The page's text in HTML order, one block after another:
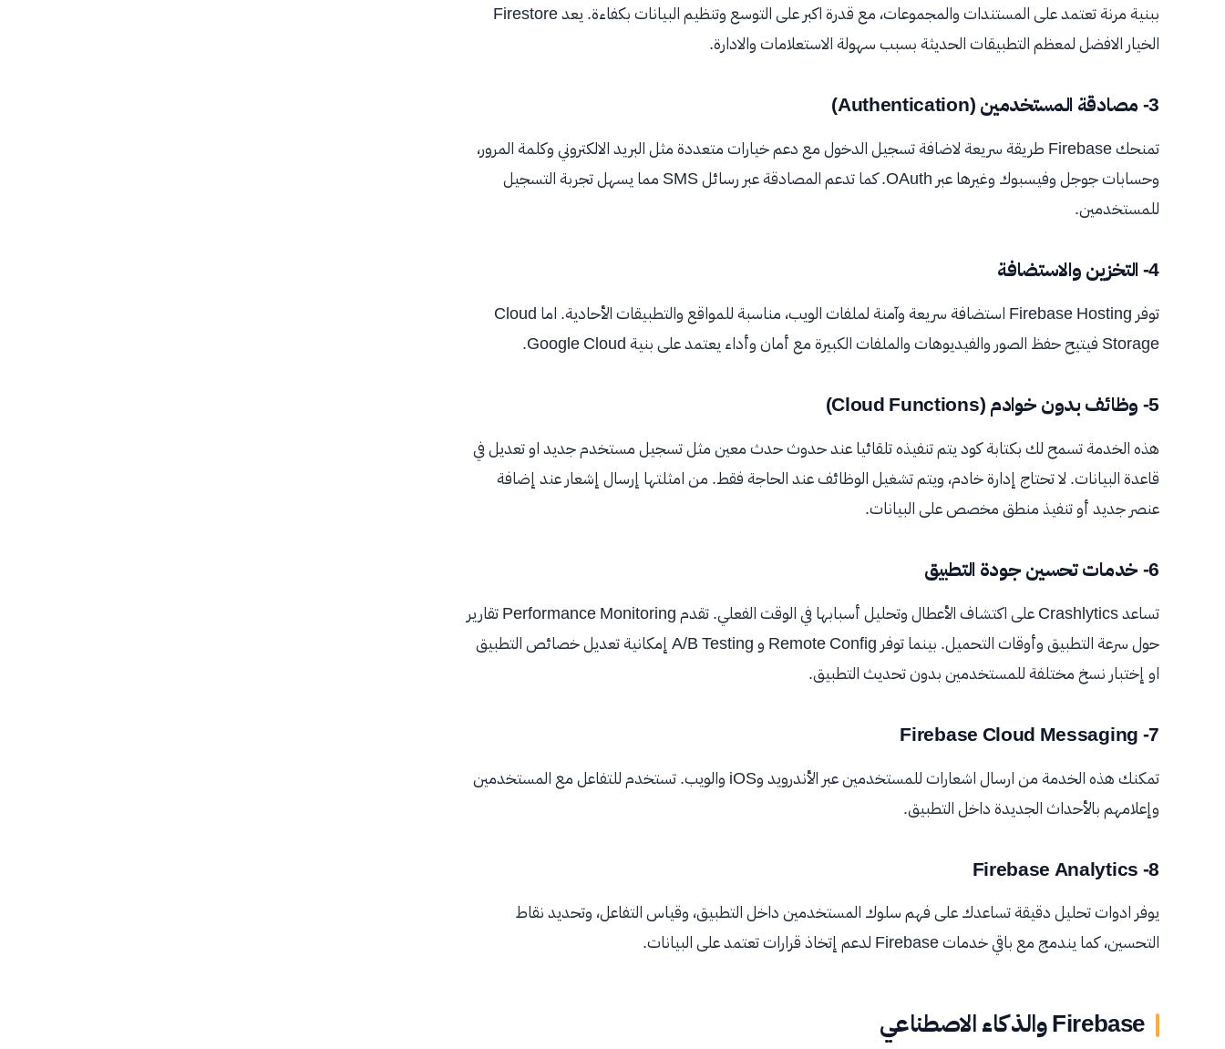
ببنية مرنة تعتمد على المستندات والمجموعات، مع قدرة اكبر على التوسع وتنظيم البيانات بكفاءة. يعد Firestore
الخيار الافضل لمعظم التطبيقات الحديثة بسبب سهولة الاستعلامات والادارة.
3- مصادقة المستخدمين (Authentication)
تمنحك Firebase طريقة سريعة لاضافة تسجيل الدخول مع دعم خيارات متعددة مثل البريد الالكتروني وكلمة المرور،
وحسابات جوجل وفيسبوك وغيرها عبر OAuth. كما تدعم المصادقة عبر رسائل SMS مما يسهل تجربة التسجيل
للمستخدمين.
4- التخزين والاستضافة
توفر Firebase Hosting استضافة سريعة وآمنة لملفات الويب، مناسبة للمواقع والتطبيقات الأحادية. اما Cloud
Storage فيتيح حفظ الصور والفيديوهات والملفات الكبيرة مع أمان وأداء يعتمد على بنية Google Cloud.
5- وظائف بدون خوادم (Cloud Functions)
هذه الخدمة تسمح لك بكتابة كود يتم تنفيذه تلقائيا عند حدوث حدث معين مثل تسجيل مستخدم جديد او تعديل في
قاعدة البيانات. لا تحتاج إدارة خادم، ويتم تشغيل الوظائف عند الحاجة فقط. من امثلتها إرسال إشعار عند إضافة
عنصر جديد أو تنفيذ منطق مخصص على البيانات.
6- خدمات تحسين جودة التطبيق
تساعد Crashlytics على اكتشاف الأعطال وتحليل أسبابها في الوقت الفعلي. تقدم Performance Monitoring تقارير
حول سرعة التطبيق وأوقات التحميل. بينما توفر Remote Config و A/B Testing إمكانية تعديل خصائص التطبيق
او إختبار نسخ مختلفة للمستخدمين بدون تحديث التطبيق.
7- Firebase Cloud Messaging
تمكنك هذه الخدمة من ارسال اشعارات للمستخدمين عبر الأندرويد وiOS والويب. تستخدم للتفاعل مع المستخدمين
وإعلامهم بالأحداث الجديدة داخل التطبيق.
8- Firebase Analytics
يوفر ادوات تحليل دقيقة تساعدك على فهم سلوك المستخدمين داخل التطبيق، وقياس التفاعل، وتحديد نقاط
التحسين، كما يندمج مع باقي خدمات Firebase لدعم إتخاذ قرارات تعتمد على البيانات.
Firebase والذكاء الاصطناعي